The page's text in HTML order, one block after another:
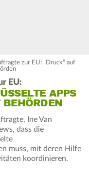
zur EU: „Druck“ auf
EU:
APPS
Ine Van
dass die
muss, mit deren Hilfe
koordinieren.